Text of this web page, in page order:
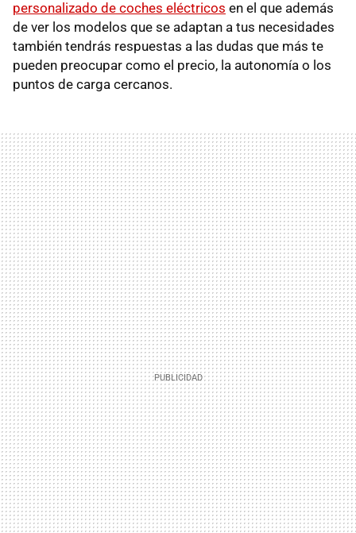
personalizado de coches eléctricos en el que además
de ver los modelos que se adaptan a tus necesidades
también tendrás respuestas a las dudas que más te
pueden preocupar como el precio, la autonomía o los
puntos de carga cercanos.